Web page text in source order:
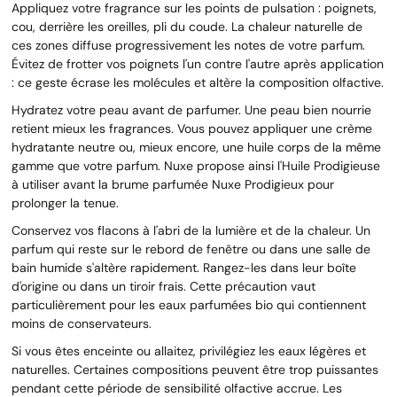
Appliquez votre fragrance sur les points de pulsation : poignets,
cou, derrière les oreilles, pli du coude. La chaleur naturelle de
ces zones diffuse progressivement les notes de votre parfum.
Évitez de frotter vos poignets l'un contre l'autre après application
: ce geste écrase les molécules et altère la composition olfactive.
Hydratez votre peau avant de parfumer. Une peau bien nourrie
retient mieux les fragrances. Vous pouvez appliquer une crème
hydratante neutre ou, mieux encore, une huile corps de la même
gamme que votre parfum. Nuxe propose ainsi l'Huile Prodigieuse
à utiliser avant la brume parfumée Nuxe Prodigieux pour
prolonger la tenue.
Conservez vos flacons à l'abri de la lumière et de la chaleur. Un
parfum qui reste sur le rebord de fenêtre ou dans une salle de
bain humide s'altère rapidement. Rangez-les dans leur boîte
d'origine ou dans un tiroir frais. Cette précaution vaut
particulièrement pour les eaux parfumées bio qui contiennent
moins de conservateurs.
Si vous êtes enceinte ou allaitez, privilégiez les eaux légères et
naturelles. Certaines compositions peuvent être trop puissantes
pendant cette période de sensibilité olfactive accrue. Les